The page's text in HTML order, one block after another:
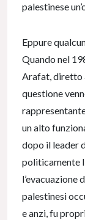
palestinese
Eppure
Quando nel
Arafat, diretto
questione
un alto
dopo il leader
politicamente
l’evacuazione
palestinesi
e anzi, fu